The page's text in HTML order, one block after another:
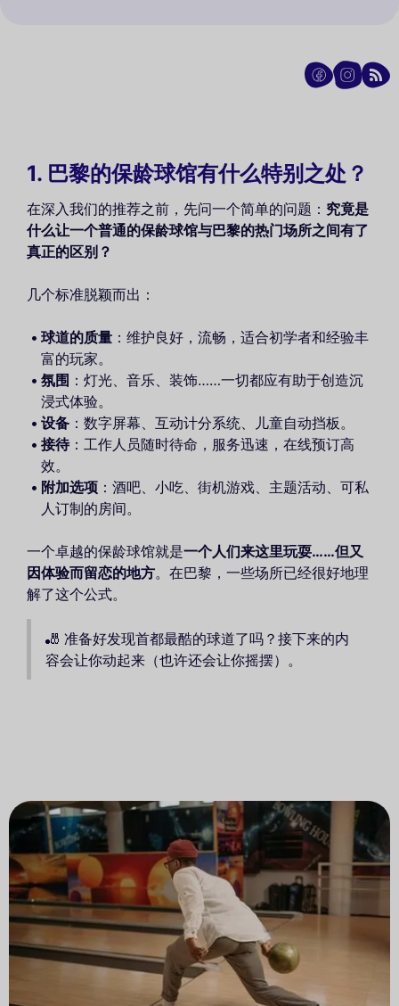
1. 巴黎的保龄球馆有什么特别之处？
在深入我们的推荐之前，先问一个简单的问题： 究竟是
什么让一个普通的保龄球馆与巴黎的热门场所之间有了
真正的区别？
几个标准脱颖而出：
球道的质量 ：维护良好，流畅，适合初学者和经验丰
富的玩家。
氛围 ：灯光、音乐、装饰……一切都应有助于创造沉
浸式体验。
设备 ：数字屏幕、互动计分系统、儿童自动挡板。
接待：工作人员随时待命，服务迅速，在线预订高
效。
附加选项 ：酒吧、小吃、街机游戏、主题活动、可私
人订制的房间。
一个卓越的保龄球馆就是一个人们来这里玩耍……但又
因体验而留恋的地方。在巴黎，一些场所已经很好地理
解了这个公式。
🎳 准备好发现首都最酷的球道了吗？接下来的内
容会让你动起来（也许还会让你摇摆）。